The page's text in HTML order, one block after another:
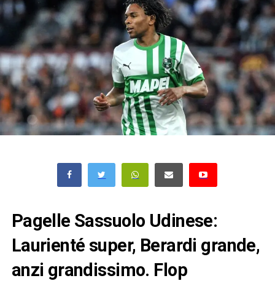
Pagelle Sassuolo Udinese:
Laurienté super, Berardi grande,
anzi grandissimo. Flop